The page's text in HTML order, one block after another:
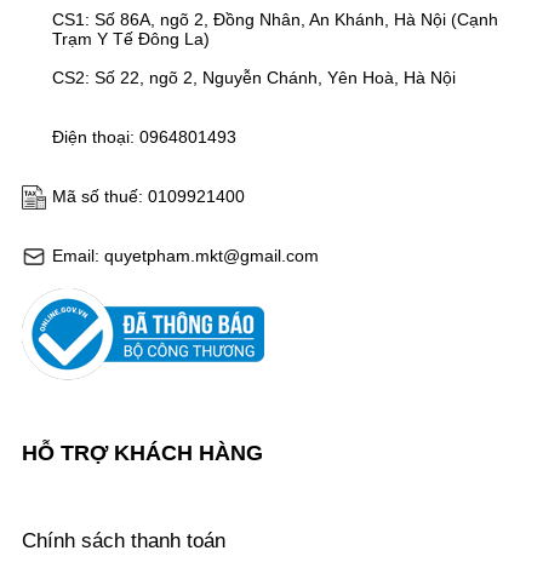
Email: quyetpham.mkt@gmail.com
Mã số thuế: 0109921400
Điện thoại: 0964801493
CS1: Số 86A, ngõ 2, Đồng Nhân, An Khánh, Hà Nội (Cạnh
Trạm Y Tế Đông La)
CS2: Số 22, ngõ 2, Nguyễn Chánh, Yên Hoà, Hà Nội
HỖ TRỢ KHÁCH HÀNG
Chính sách thanh toán